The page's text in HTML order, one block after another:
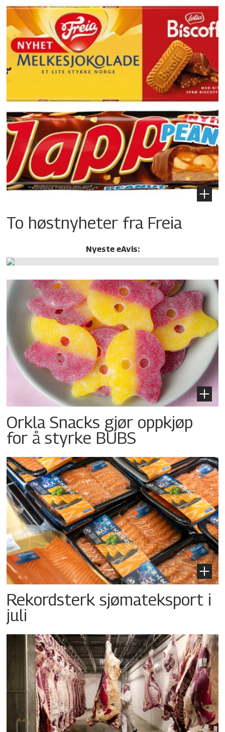
To høstnyheter fra Freia
Nyeste eAvis:
Orkla Snacks gjør oppkjøp
for å styrke BUBS
Rekordsterk sjømateksport i
juli